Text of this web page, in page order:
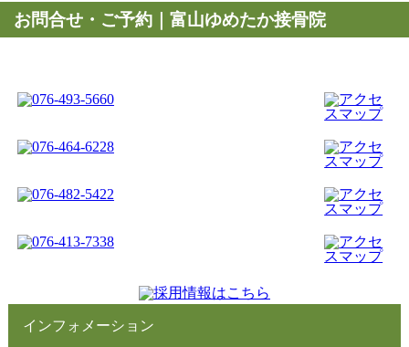
お問合せ・ご予約｜富山ゆめたか接骨院
インフォメーション